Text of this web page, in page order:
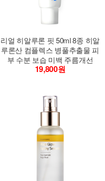
리얼 히알루론 핏 50ml 8종 히알
루론산 컴플렉스 병풀추출물 피
부 수분 보습 미백 주름개선
19,800원